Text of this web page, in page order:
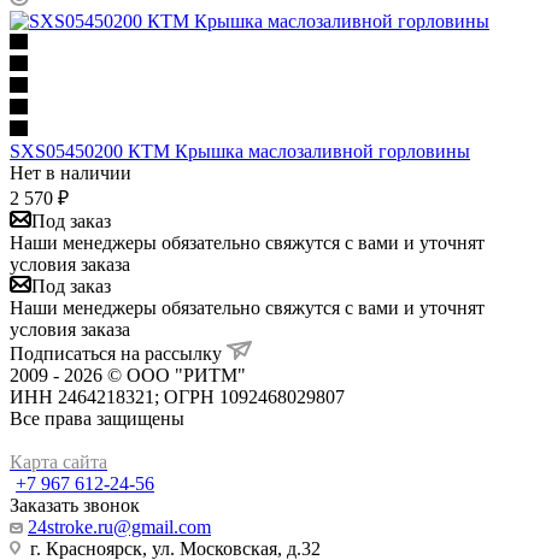
SXS05450200 КТМ Крышка маслозаливной горловины
Нет в наличии
2 570 ₽
Под заказ
Наши менеджеры обязательно свяжутся с вами и уточнят
условия заказа
Под заказ
Наши менеджеры обязательно свяжутся с вами и уточнят
условия заказа
Подписаться на рассылку
2009 - 2026 © ООО "РИТМ"
ИНН 2464218321; ОГРН 1092468029807
Все права защищены
Карта сайта
+7 967 612-24-56
Заказать звонок
24stroke.ru@gmail.com
г. Красноярск, ул. Московская, д.32